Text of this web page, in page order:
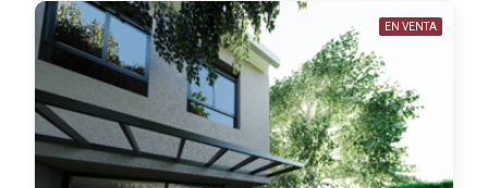
EN VENTA